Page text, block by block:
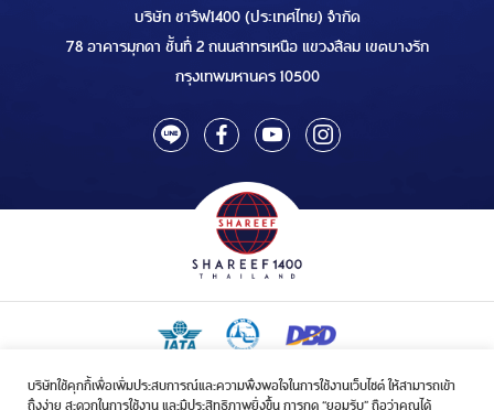
บริษัทใช้คุกกี้เพื่อเพิ่มประสบการณ์และความพึงพอใจในการใช้งานเว็บไซต์ ให้สามารถเข้า
ถึงง่าย สะดวกในการใช้งาน และมีประสิทธิภาพยิ่งขึ้น การกด “ยอมรับ” ถือว่าคุณได้
บริษัท ชารีฟ1400 (ประเทศไทย) จำกัด
78 อาคารมุกดา ชั้นที่ 2 ถนนสาทรเหนือ แขวงสีลม เขตบางรัก
กรุงเทพมหานคร 10500
ใบอนุญาตเป็นผู้ประกอบกิจการรับจัดบริการขนส่งในกิจการฮัจย์เลขที่ 1/2568